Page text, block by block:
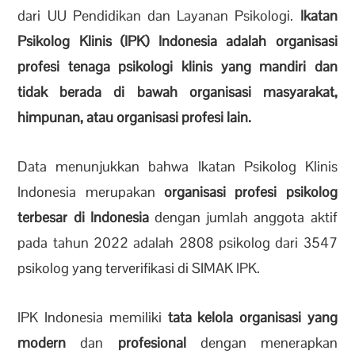
dari UU Pendidikan dan Layanan Psikologi. Ikatan
Psikolog Klinis (IPK) Indonesia adalah organisasi
profesi tenaga psikologi klinis yang mandiri dan
tidak berada di bawah organisasi masyarakat,
himpunan, atau organisasi profesi lain.
Data menunjukkan bahwa Ikatan Psikolog Klinis
Indonesia merupakan organisasi profesi psikolog
terbesar di Indonesiadengan jumlah anggota aktif
pada tahun 2022 adalah 2808 psikolog dari 3547
psikolog yang terverifikasi di SIMAK IPK.
IPK Indonesia memiliki tata kelola organisasi yang
modern dan profesionaldengan menerapkan